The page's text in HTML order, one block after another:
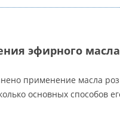
эфирного масла
применение масла
основных способов